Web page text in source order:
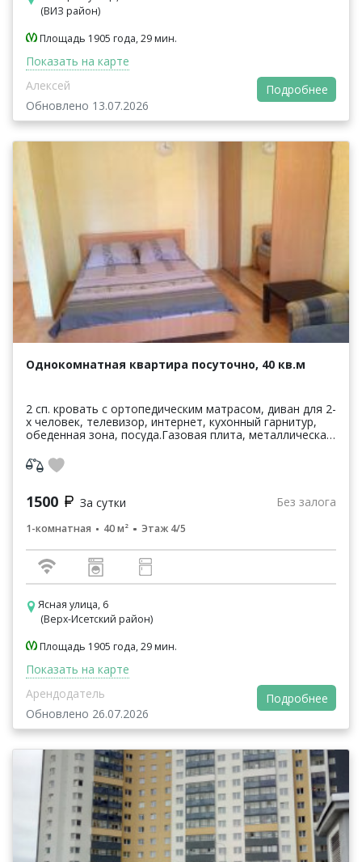
(ВИЗ район)
Площадь 1905 года, 29 мин.
Показать на карте
Алексей
Обновлено 13.07.2026
Подробнее
Однокомнатная квартира посуточно, 40 кв.м
2 сп. кровать с ортопедическим матрасом, диван для 2-
х человек, телевизор, интернет, кухонный гарнитур,
обеденная зона, посуда.Газовая плита, металлическая
1500 За сутки Без залога
1-комнатная 40 м² Этаж 4/5
Ясная улица, 6
(Верх-Исетский район)
Площадь 1905 года, 29 мин.
Показать на карте
Арендодатель
Обновлено 26.07.2026
Подробнее